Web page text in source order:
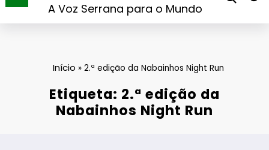
A Voz Serrana para o Mundo
Início »2.ª edição da Nabainhos Night Run
Etiqueta: 2.ª edição da
Nabainhos Night Run